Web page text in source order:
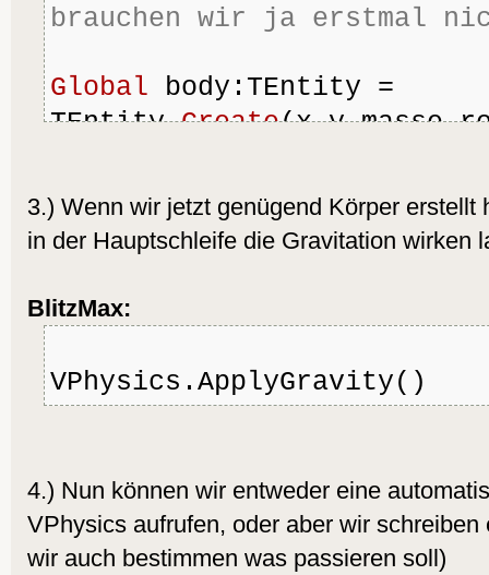
brauchen wir ja erstmal
Global body:TEntity =
TEntity.Create
body.AddComponent(
TBox.
Create ( 50, 50 ) ) )
Komponent & Shape
hinzufügen
3.) Wenn wir jetzt genügend Körper erstellt
in der Hauptschleife die Gravitation wirken
BlitzMax:
VPhysics.ApplyGravity()
4.) Nun können wir entweder eine
VPhysics aufrufen, oder aber wir
wir auch bestimmen was passieren soll)